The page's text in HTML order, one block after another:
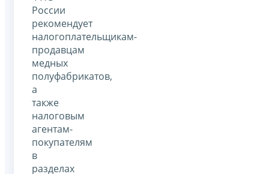
России
рекомендует
налогоплательщикам-
продавцам
медных
полуфабрикатов,
а
также
налоговым
агентам-
покупателям
в
разделах